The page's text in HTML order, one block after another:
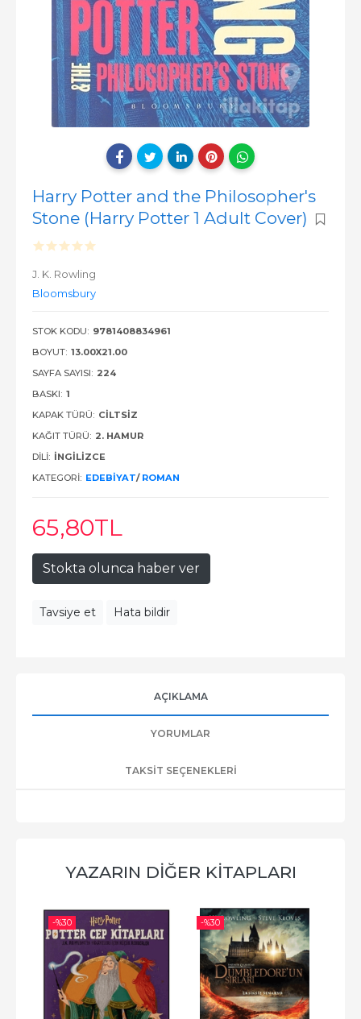
Harry Potter and the Philosopher's
Stone (Harry Potter 1 Adult Cover)
J. K. Rowling
Bloomsbury
STOK KODU: 9781408834961
BOYUT: 13.00X21.00
SAYFA SAYISI: 224
BASKI: 1
KAPAK TÜRÜ: CILTSIZ
KAĞIT TÜRÜ: 2. HAMUR
DILI: İNGILIZCE
KATEGORI: EDEBIYAT/ ROMAN
65,80TL
Stokta olunca haber ver
Tavsiye et Hata bildir
AÇIKLAMA
YORUMLAR
TAKSIT SEÇENEKLERI
YAZARIN DIĞER KITAPLARI
-%30 -%30